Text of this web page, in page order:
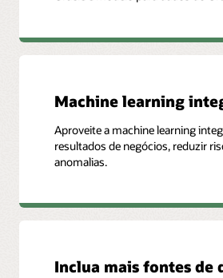
Machine learning
Aproveite a machine learning
resultados de negócios, reduzir
anomalias.
Inclua mais fontes de